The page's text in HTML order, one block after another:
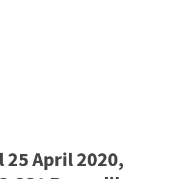
25 April 2020,